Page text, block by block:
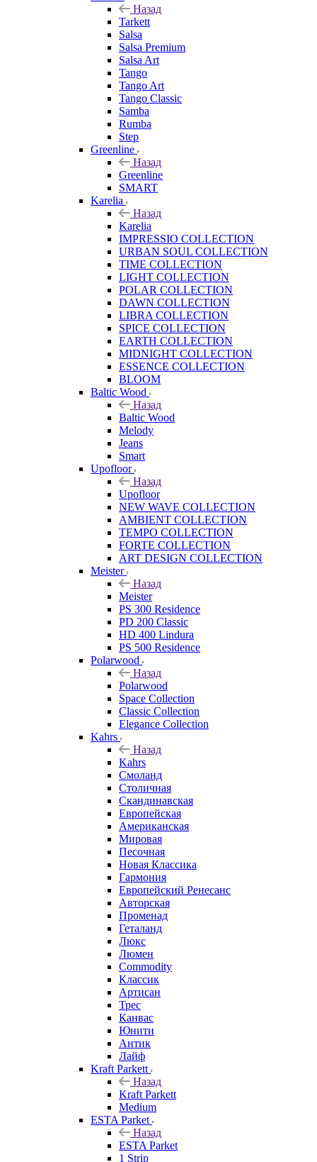
Назад
Tarkett
Salsa
Salsa Premium
Salsa Art
Tango
Tango Art
Tango Classic
Samba
Rumba
Step
Greenline
Назад
Greenline
SMART
Karelia
Назад
Karelia
IMPRESSIO COLLECTION
URBAN SOUL COLLECTION
TIME COLLECTION
LIGHT COLLECTION
POLAR COLLECTION
DAWN COLLECTION
LIBRA COLLECTION
SPICE COLLECTION
EARTH COLLECTION
MIDNIGHT COLLECTION
ESSENCE COLLECTION
BLOOM
Baltic Wood
Назад
Baltic Wood
Melody
Jeans
Smart
Upofloor
Назад
Upofloor
NEW WAVE COLLECTION
AMBIENT COLLECTION
TEMPO COLLECTION
FORTE COLLECTION
ART DESIGN COLLECTION
Meister
Назад
Meister
PS 300 Residence
PD 200 Classic
HD 400 Lindura
PS 500 Residence
Polarwood
Назад
Polarwood
Space Collection
Classic Collection
Elegance Collection
Kahrs
Назад
Kahrs
Смоланд
Столичная
Скандинавская
Европейская
Американская
Мировая
Песочная
Новая Классика
Гармония
Европейский Ренесанс
Авторская
Променад
Геталанд
Люкс
Люмен
Commodity
Классик
Артисан
Трес
Канвас
Юнити
Антик
Лайф
Kraft Parkett
Назад
Kraft Parkett
Medium
ESTA Parket
Назад
ESTA Parket
1 Strip